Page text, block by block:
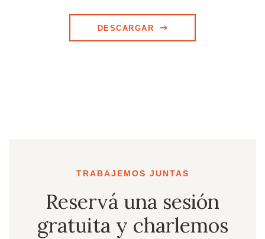
DESCARGAR
TRABAJEMOS JUNTAS
Reservá una sesión
gratuita y charlemos